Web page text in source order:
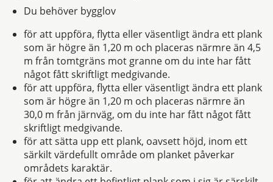
Du behöver bygglov
för att uppföra, flytta eller väsentligt ändra ett plank
som är högre än 1,20 m och placeras närmre än 4,5
m från tomtgräns mot granne om du inte har fått
något fått skriftligt medgivande.
för att uppföra, flytta eller väsentligt ändra ett plank
som är högre än 1,20 m och placeras närmre än
30,0 m från järnväg, om du inte har fått något fått
skriftligt medgivande.
för att sätta upp ett plank, oavsett höjd, inom ett
särkilt värdefullt område om planket påverkar
områdets karaktär.